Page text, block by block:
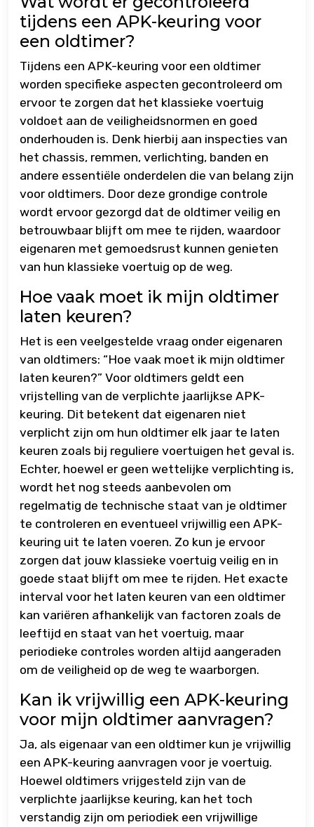
tijdens een APK-keuring voor
een oldtimer?
Tijdens een APK-keuring voor een oldtimer
worden specifieke aspecten gecontroleerd om
ervoor te zorgen dat het klassieke voertuig
voldoet aan de veiligheidsnormen en goed
onderhouden is. Denk hierbij aan inspecties van
het chassis, remmen, verlichting, banden en
andere essentiële onderdelen die van belang zijn
voor oldtimers. Door deze grondige controle
wordt ervoor gezorgd dat de oldtimer veilig en
betrouwbaar blijft om mee te rijden, waardoor
eigenaren met gemoedsrust kunnen genieten
van hun klassieke voertuig op de weg.
Hoe vaak moet ik mijn oldtimer
laten keuren?
Het is een veelgestelde vraag onder eigenaren
van oldtimers: “Hoe vaak moet ik mijn oldtimer
laten keuren?” Voor oldtimers geldt een
vrijstelling van de verplichte jaarlijkse APK-
keuring. Dit betekent dat eigenaren niet
verplicht zijn om hun oldtimer elk jaar te laten
keuren zoals bij reguliere voertuigen het geval is.
Echter, hoewel er geen wettelijke verplichting is,
wordt het nog steeds aanbevolen om
regelmatig de technische staat van je oldtimer
te controleren en eventueel vrijwillig een APK-
keuring uit te laten voeren. Zo kun je ervoor
zorgen dat jouw klassieke voertuig veilig en in
goede staat blijft om mee te rijden. Het exacte
interval voor het laten keuren van een oldtimer
kan variëren afhankelijk van factoren zoals de
leeftijd en staat van het voertuig, maar
periodieke controles worden altijd aangeraden
om de veiligheid op de weg te waarborgen.
Kan ik vrijwillig een APK-keuring
voor mijn oldtimer aanvragen?
Ja, als eigenaar van een oldtimer kun je vrijwillig
een APK-keuring aanvragen voor je voertuig.
Hoewel oldtimers vrijgesteld zijn van de
verplichte jaarlijkse keuring, kan het toch
verstandig zijn om periodiek een vrijwillige